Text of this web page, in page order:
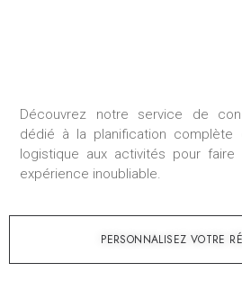
Découvrez notre service de
dédié à la planification
logistique aux activités pour
expérience inoubliable.
PERSONNALISEZ VOTRE